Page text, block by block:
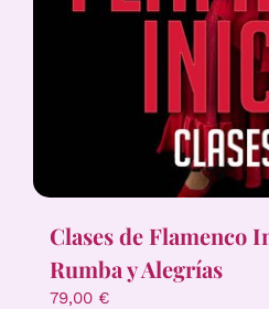
Clases de Flamenco
Rumba y Alegrías
79,00 €